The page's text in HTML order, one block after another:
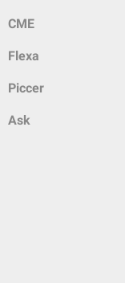
CME
Flexa
Piccer
Ask